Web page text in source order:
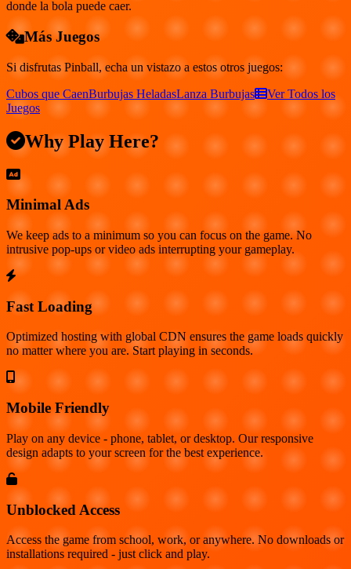
donde la bola puede caer.
Más Juegos
Si disfrutas Pinball, echa un vistazo a estos otros juegos:
Cubos que CaenBurbujas HeladasLanza Burbujas
Ver Todos los
Juegos
Why Play Here?
Minimal Ads
We keep ads to a minimum so you can focus on the game. No
intrusive pop-ups or video ads interrupting your gameplay.
Fast Loading
Optimized hosting with global CDN ensures the game loads quickly
no matter where you are. Start playing in seconds.
Mobile Friendly
Play on any device - phone, tablet, or desktop. Our responsive
design adapts to your screen for the best experience.
Unblocked Access
Access the game from school, work, or anywhere. No downloads or
installations required - just click and play.